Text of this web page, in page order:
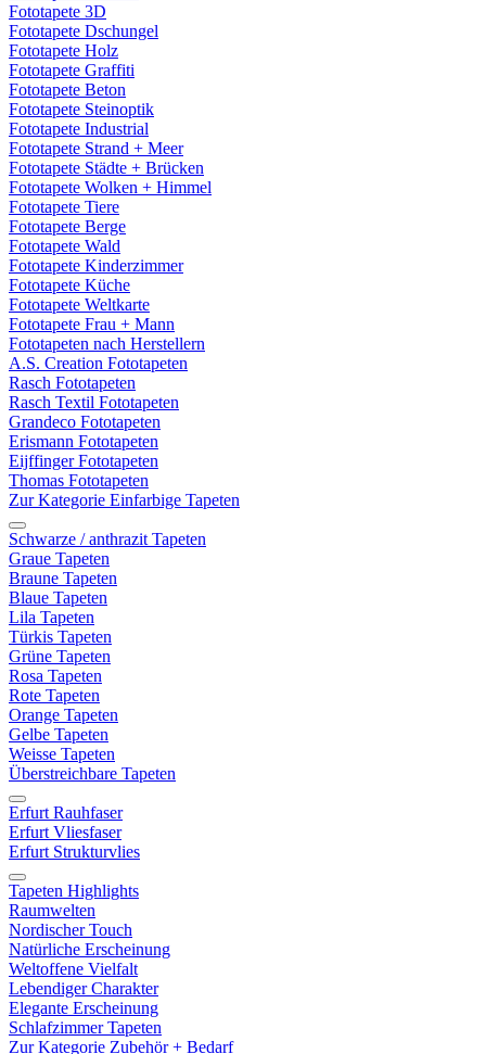
Fototapete 3D
Fototapete Dschungel
Fototapete Holz
Fototapete Graffiti
Fototapete Beton
Fototapete Steinoptik
Fototapete Industrial
Fototapete Strand + Meer
Fototapete Städte + Brücken
Fototapete Wolken + Himmel
Fototapete Tiere
Fototapete Berge
Fototapete Wald
Fototapete Kinderzimmer
Fototapete Küche
Fototapete Weltkarte
Fototapete Frau + Mann
Fototapeten nach Herstellern
A.S. Creation Fototapeten
Rasch Fototapeten
Rasch Textil Fototapeten
Grandeco Fototapeten
Erismann Fototapeten
Eijffinger Fototapeten
Thomas Fototapeten
Zur Kategorie Einfarbige Tapeten
Schwarze / anthrazit Tapeten
Graue Tapeten
Braune Tapeten
Blaue Tapeten
Lila Tapeten
Türkis Tapeten
Grüne Tapeten
Rosa Tapeten
Rote Tapeten
Orange Tapeten
Gelbe Tapeten
Weisse Tapeten
Überstreichbare Tapeten
Erfurt Rauhfaser
Erfurt Vliesfaser
Erfurt Strukturvlies
Tapeten Highlights
Raumwelten
Nordischer Touch
Natürliche Erscheinung
Weltoffene Vielfalt
Lebendiger Charakter
Elegante Erscheinung
Schlafzimmer Tapeten
Zur Kategorie Zubehör + Bedarf